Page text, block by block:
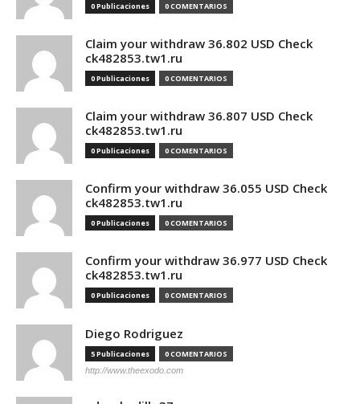
0 Publicaciones 0 COMENTARIOS
Claim your withdraw 36.802 USD Check
ck482853.tw1.ru
0 Publicaciones 0 COMENTARIOS
Claim your withdraw 36.807 USD Check
ck482853.tw1.ru
0 Publicaciones 0 COMENTARIOS
Confirm your withdraw 36.055 USD Check
ck482853.tw1.ru
0 Publicaciones 0 COMENTARIOS
Confirm your withdraw 36.977 USD Check
ck482853.tw1.ru
0 Publicaciones 0 COMENTARIOS
Diego Rodriguez
5 Publicaciones 0 COMENTARIOS
http://www.theexodo.com